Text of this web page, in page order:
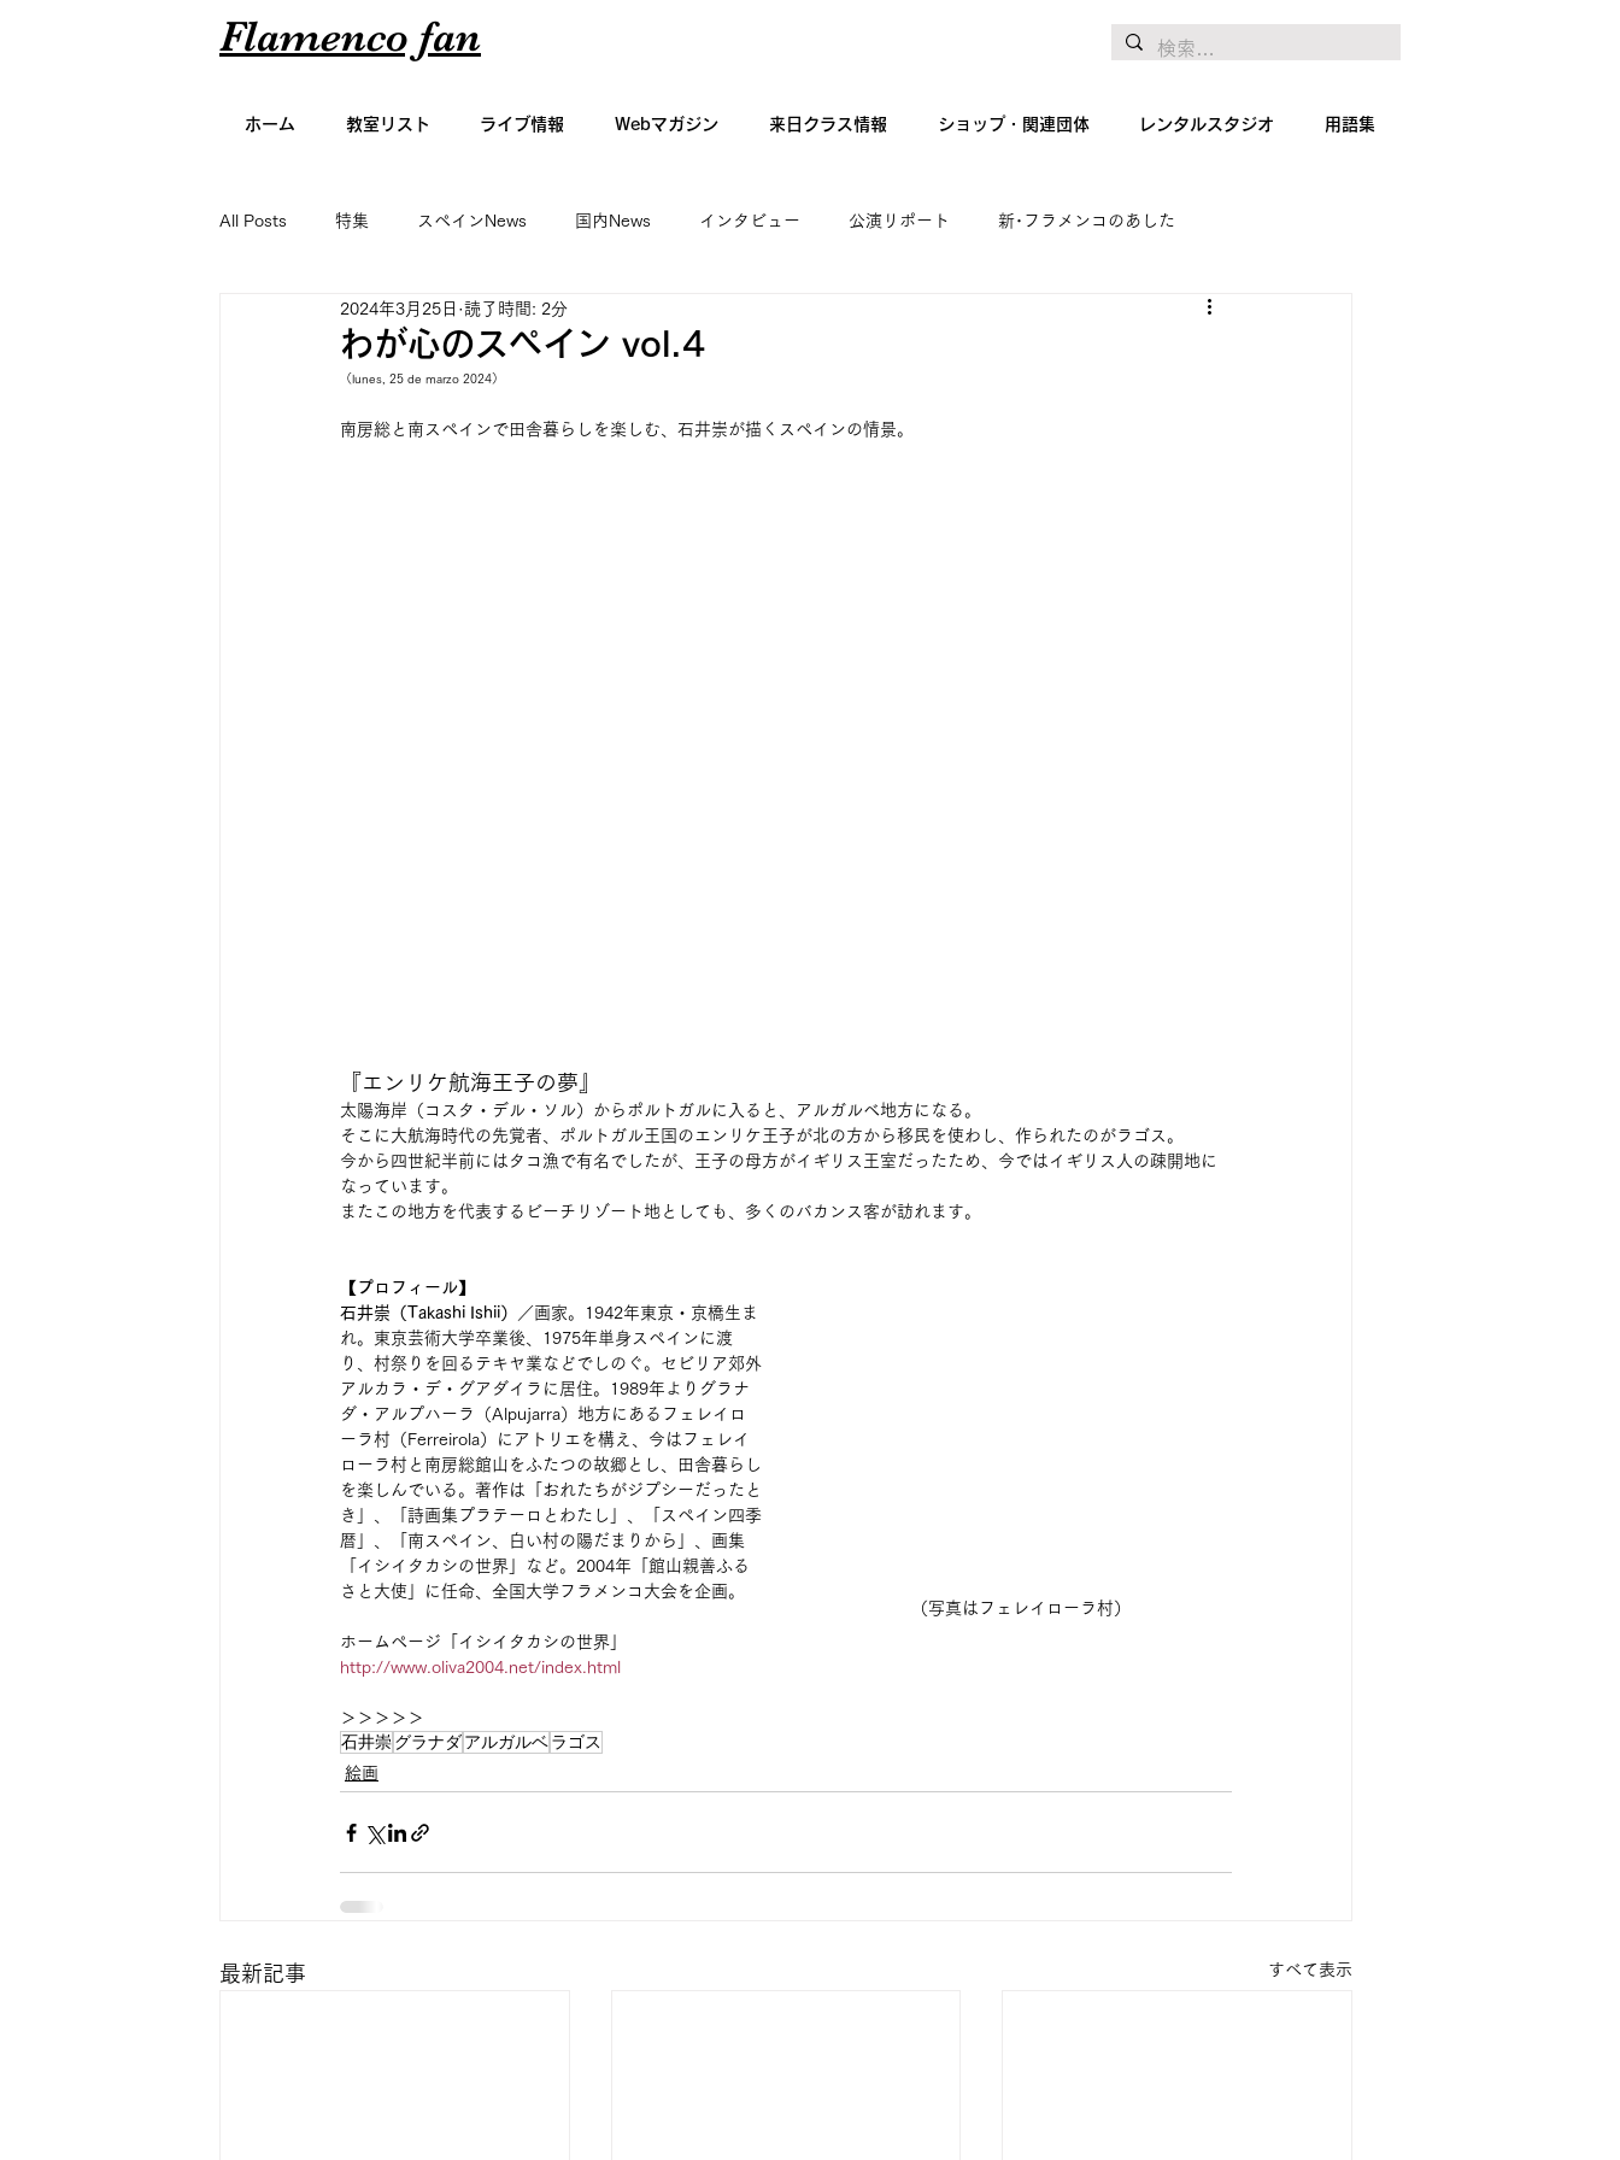
Flamenco fan
ホーム 教室リスト ライブ情報 Webマガジン 来日クラス情報 ショップ・関連団体 レンタルスタジオ 用語集
All Posts 特集 スペインNews 国内News インタビュー 公演リポート 新･フラメンコのあした
アーティスト名鑑 エッセイ 絵画
わが心のスペイン vol.4
2024年3月25日 読了時間: 2分
（lunes, 25 de marzo 2024）
南房総と南スペインで田舎暮らしを楽しむ、石井崇が描くスペインの情景。
『エンリケ航海王子の夢』
太陽海岸（コスタ・デル・ソル）からポルトガルに入ると、アルガルベ地方になる。
そこに大航海時代の先覚者、ポルトガル王国のエンリケ王子が北の方から移民を使わし、作られたのがラゴス。
今から 四世紀半前 にはタコ漁で有名でしたが、王子の母方がイギリス王室だったため、今ではイギリス人の疎開地に
なっています。
またこの地方を代表するビーチリゾート地としても、多くのバカンス客が訪れます。
（写真はフェレイローラ村）
【プロフィール】
石井崇（Takashi Ishii）
／画家。1942年東京・京橋生ま
れ。東京芸術大学卒業後、1975年単身スペインに渡
り、村祭りを回るテキヤ業などでしのぐ。セビリア郊外
アルカラ・デ・グアダイラに居住。1989年よりグラナ
ダ・アルプハーラ（Alpujarra）地方にあるフェレイロ
ーラ村（Ferreirola）にアトリエを構え、今はフェレイ
ローラ村と南房総館山をふたつの故郷とし、田舎暮らし
を楽しんでいる。著作は「おれたちがジプシーだったと
き」、「詩画集プラテーロとわたし」、「スペイン四季
暦」、「南スペイン、白い村の陽だまりから」、画集
「イシイタカシの世界」など。2004年「館山親善ふる
さと大使」に任命、全国大学フラメンコ大会を企画。
ホームページ「イシイタカシの世界」
http://www.oliva2004.net/index.html
＞＞＞＞＞
石井崇グラナダアルガルベラゴス
絵画
最新記事 すべて表示